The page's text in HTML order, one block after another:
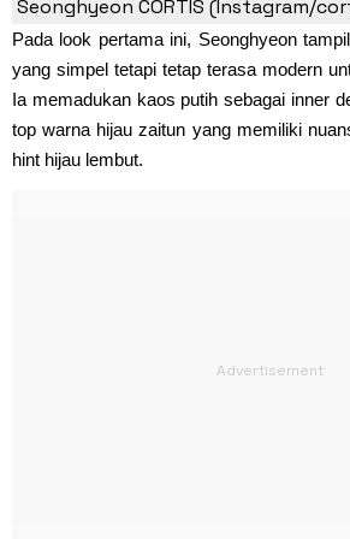
Seonghyeon CORTIS (Instagram/
Pada look pertama ini, Seonghyeon
yang simpel tetapi tetap terasa modern
Ia memadukan kaos putih sebagai inner
top warna hijau zaitun yang memiliki
hint hijau lembut.